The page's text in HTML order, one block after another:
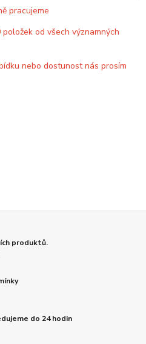
pracujeme
od všech významných
nebo dostunost nás prosím
produktů.
do 24 hodin